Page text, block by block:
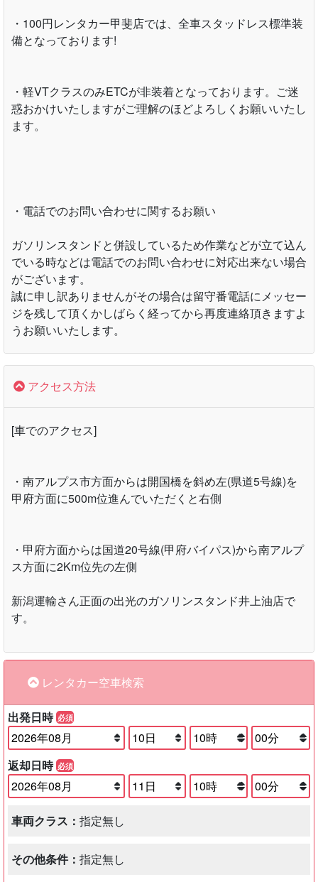
http://100yen-rentacar.jp/base_info.php?base_code=81
レンタカーから新車・中古車販売、買取、ボディコーティ
合わせください。
100円レンタカー甲斐店
・100円レンタカー甲斐店では、全車スタッドレス標準装
備となっております!
・軽VTクラスのみETCが非装着となっております。ご迷
惑おかけいたしますがご理解のほどよろしくお願いいたし
ます。
・電話でのお問い合わせに関するお願い
ガソリンスタンドと併設しているため作業などが立て込ん
でいる時などは電話でのお問い合わせに対応出来ない場合
誠に申し訳ありませんがその場合は留守番電話にメッセー
ジを残して頂くかしばらく経ってから再度連絡頂きますよ
アクセス方法
[車でのアクセス]
・南アルプス市方面からは開国橋を斜め左(県道5号線)を
甲府方面に500m位進んでいただくと右側
・甲府方面からは国道20号線(甲府バイパス)から南アルプ
ス方面に2Km位先の左側
新潟運輸さん正面の出光のガソリンスタンド井上油店で
す。
レンタカー空車検索